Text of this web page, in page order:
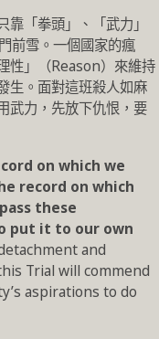
「拳頭」、「武力」
前雪。一個國家的瘋
性」（Reason）來維持
生。面對這班殺人如麻
武力，先放下仇恨，要
on which we
record on which
these
put it to our own
and
Trial will commend
aspirations to do